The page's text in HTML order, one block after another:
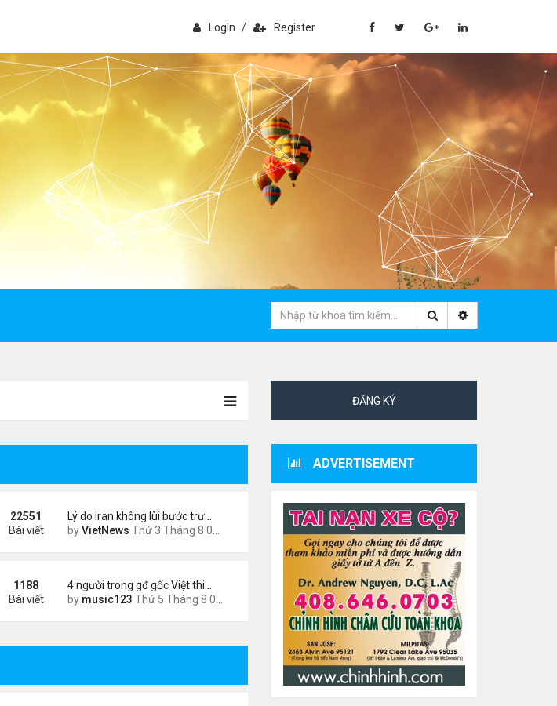
Login / Register
Lý do Iran không lùi bước trư…
byVietNews Thứ 3 Tháng 8 04, 2026 4:32 pm
22551
Bài viết
4 người trong gđ gốc Việt thi…
by music123 Thứ 5 Tháng 8 06, 2026 4:06 pm
1188
Bài viết
ĐĂNG KÝ
ADVERTISEMENT